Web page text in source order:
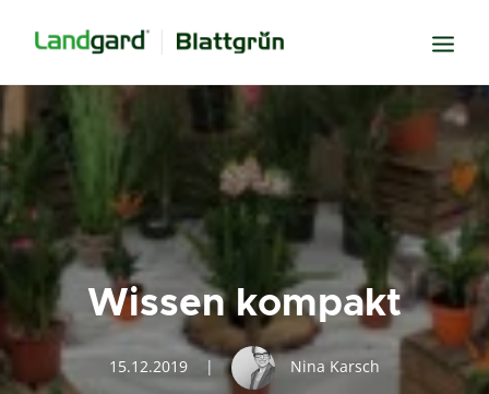
Neugier
Inspiration
Verbundenheit
Transparenz
Freude
Erfolg
Miteinander
Wissen kompakt
15.12.2019 | Nina Karsch